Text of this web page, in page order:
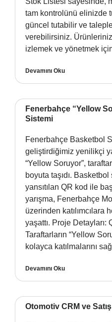
tam kontrolünü elinizde
güncel tutabilir ve
verebilirsiniz.
izlemek ve yönetmek
Devamını Oku
Fenerbahçe “Yellow
Sistemi
Fenerbahçe Basketbol
geliştirdiğimiz yenilikçi
“Yellow Soruyor”,
boyuta taşıdı.
yansıtılan QR kod ile
yarışma, Fenerbahçe
üzerinden katılımcılara
yaşattı. Proje Detayları:
Taraftarların “Yellow
kolayca katılmalarını
Devamını Oku
Otomotiv CRM ve